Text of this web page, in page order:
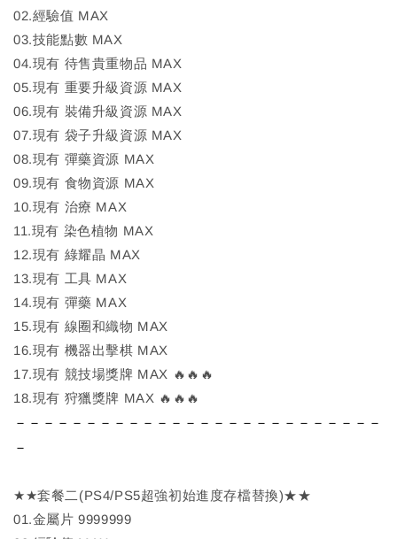
02.經驗值 MAX
03.技能點數 MAX
04.現有 待售貴重物品 MAX
05.現有 重要升級資源 MAX
06.現有 裝備升級資源 MAX
07.現有 袋子升級資源 MAX
08.現有 彈藥資源 MAX
09.現有 食物資源 MAX
10.現有 治療 MAX
11.現有 染色植物 MAX
12.現有 綠耀晶 MAX
13.現有 工具 MAX
14.現有 彈藥 MAX
15.現有 線圈和織物 MAX
16.現有 機器出擊棋 MAX
17.現有 競技場獎牌 MAX 🔥🔥🔥
18.現有 狩獵獎牌 MAX 🔥🔥🔥
－－－－－－－－－－－－－－－－－－－－－－－－－－
－
★★套餐二(PS4/PS5超強初始進度存檔替換)★★
01.金屬片 9999999